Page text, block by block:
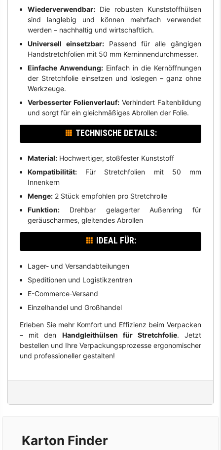
Wiederverwendbar:Die robusten Kunststoffhülsen
sind langlebig und können mehrfach verwendet
werden – nachhaltig und wirtschaftlich.
Universell einsetzbar:Passend für alle gängigen
Handstretchfolien mit 50 mm Kerninnendurchmesser.
Einfache Anwendung: Einfach in die Kernöffnungen
der Stretchfolie einsetzen und loslegen – ganz ohne
Werkzeuge.
Verbesserter Folienverlauf: Verhindert Faltenbildung
und sorgt für ein gleichmäßiges Abrollen der Folie.
TECHNISCHE DETAILS:
Material:Hochwertiger, stoßfester Kunststoff
Kompatibilität:Für Stretchfolien mit 50 mm
Innenkern
Menge:2 Stück empfohlen pro Stretchrolle
Funktion:Drehbar gelagerter Außenring für
geräuscharmes, gleitendes Abrollen
IDEAL FÜR:
Lager- und Versandabteilungen
Speditionen und Logistikzentren
E-Commerce-Versand
Einzelhandel und Großhandel
Erleben Sie mehr Komfort und Effizienz beim Verpacken
– mit den Handgleithülsen für Stretchfolie. Jetzt
bestellen und Ihre Verpackungsprozesse ergonomischer
und professioneller gestalten!
Karton Finder